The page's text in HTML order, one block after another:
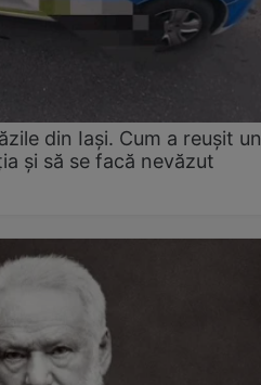
din Iași. Cum a reușit un
și să se facă nevăzut